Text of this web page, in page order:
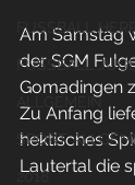
FUSSBALL
FUSSBALL
ALLGEMEIN
SPORT
2018
Am Samstag
der SGM
Gomadingen
Zu Anfang
hektisches
Lautertal die